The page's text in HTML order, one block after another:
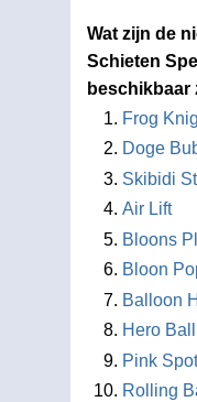
Wat zijn de
Schieten
beschikbaar
Frog
Doge
Skibidi
Air Lift
Bloons
Bloon
Balloon
Hero
Pink Spot
Rolling